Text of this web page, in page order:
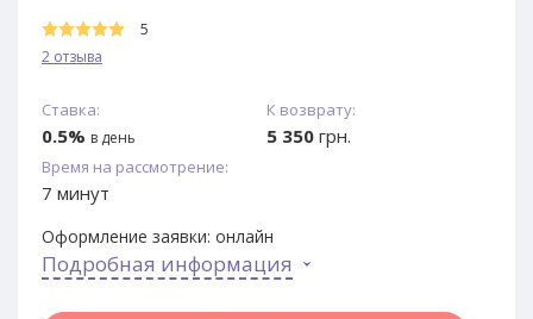
5
2 отзыва
Ставка:
0.5% в день
К возврату:
5 350 грн.
Время на рассмотрение:
7 минут
Оформление заявки: онлайн
Подробная информация